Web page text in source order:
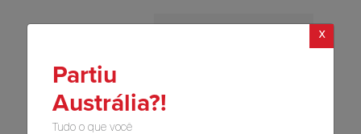
x
Partiu
Austrália?!
Tudo o que você